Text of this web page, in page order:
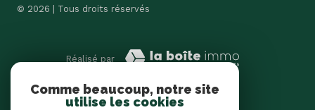
© 2026 | Tous droits réservés
Réalisé par
Comme beaucoup, notre site
utilise les cookies